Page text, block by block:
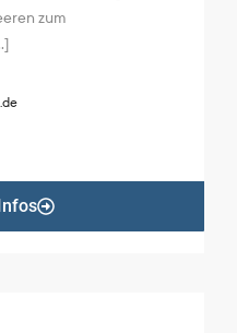
zum